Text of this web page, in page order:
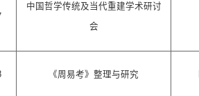
中国哲学传统及当代重建学术研讨
会
《周易考》整理与研究